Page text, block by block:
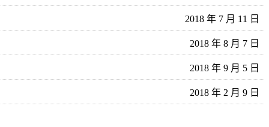
2018 年 7 月 11 日
2018 年 8 月 7 日
2018 年 9 月 5 日
2018 年 2 月 9 日